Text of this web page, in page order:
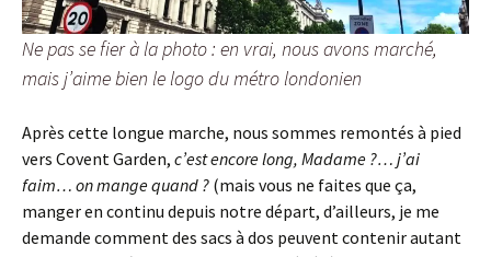
Ne pas se fier à la photo : en vrai, nous avons marché,
mais j’aime bien le logo du métro londonien
Après cette longue marche, nous sommes remontés à pied
vers Covent Garden, c’est encore long, Madame ?… j’ai
faim… on mange quand ? (mais vous ne faites que ça,
manger en continu depuis notre départ, d’ailleurs, je me
demande comment des sacs à dos peuvent contenir autant